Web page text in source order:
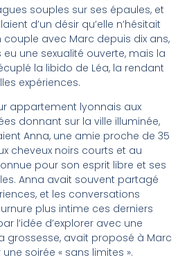
souples sur ses épaules, et
d’un désir qu’elle n’hésitait
couple avec Marc depuis dix ans,
une sexualité ouverte, mais la
la libido de Léa, la rendant
expériences.
appartement lyonnais aux
donnant sur la ville illuminée,
Anna, une amie proche de 35
cheveux noirs courts et au
pour son esprit libre et ses
Anna avait souvent partagé
et les conversations
plus intime ces derniers
l’idée d’explorer avec une
grossesse, avait proposé à Marc
soirée « sans limites ».